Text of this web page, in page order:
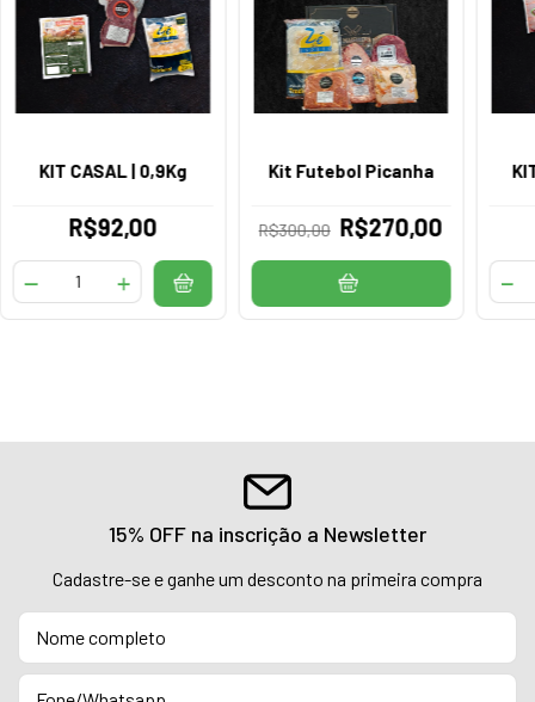
KIT CASAL | 0,9Kg
R$92,00
Kit Futebol Picanha
R$300,00 R$270,00
15% OFF na inscrição a Newsletter
Cadastre-se e ganhe um desconto na primeira compra